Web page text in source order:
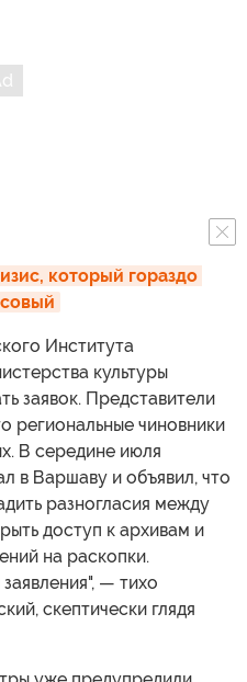
который гораздо
Института
культуры
заявок. Представители
региональные чиновники
В середине июля
в Варшаву и объявил, что
разногласия между
доступ к архивам и
на раскопки.
— тихо
скептически глядя